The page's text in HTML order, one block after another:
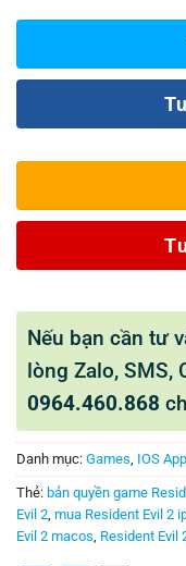
Nếu bạn cần tư
lòng Zalo, SMS,
0964.460.868
Danh mục: Games IOS
Thẻ: bản quyền game
Evil 2 mua Resident Evil 2
Evil 2 macos Resident Evil